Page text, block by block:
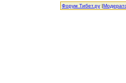
Форум Тибет.ру |